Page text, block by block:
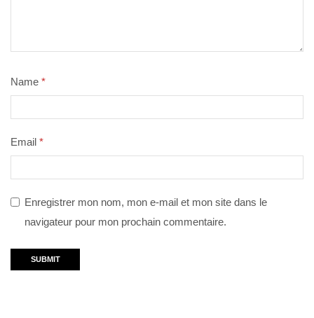
Name *
Email *
Enregistrer mon nom, mon e-mail et mon site dans le
navigateur pour mon prochain commentaire.